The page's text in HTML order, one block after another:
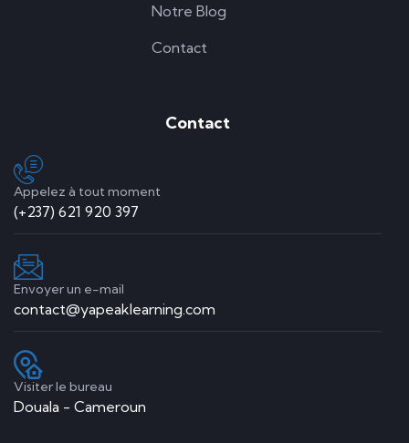
Notre Blog
Contact
Contact
Appelez à tout moment
(+237) 621 920 397
Envoyer un e-mail
contact@yapeaklearning.com
Visiter le bureau
Douala - Cameroun